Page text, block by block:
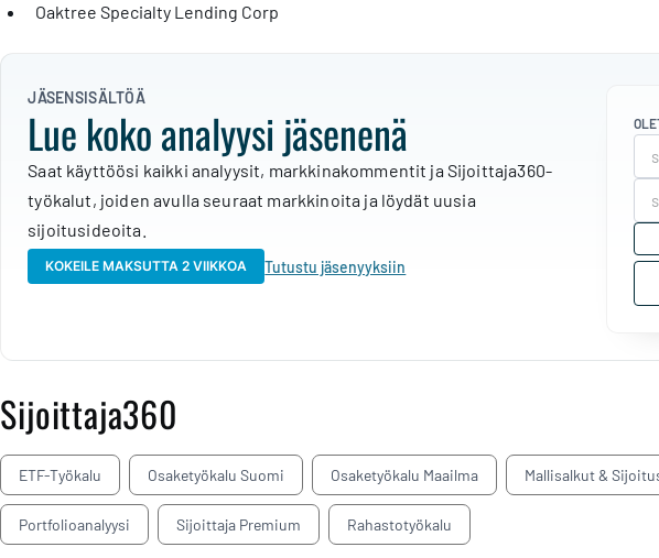
Oaktree Specialty Lending Corp
JÄSENSISÄLTÖÄ
Lue koko analyysi jäsenenä
Saat käyttöösi kaikki analyysit, markkinakommentit ja Sijoittaja360-
työkalut, joiden avulla seuraat markkinoita ja löydät uusia
sijoitusideoita.
KOKEILE MAKSUTTA 2 VIIKKOA Tutustu jäsenyyksiin
Sijoittaja360
ETF-Työkalu Osaketyökalu Suomi Osaketyökalu Maailma Mallisalkut &
Portfolioanalyysi Sijoittaja Premium Rahastotyökalu